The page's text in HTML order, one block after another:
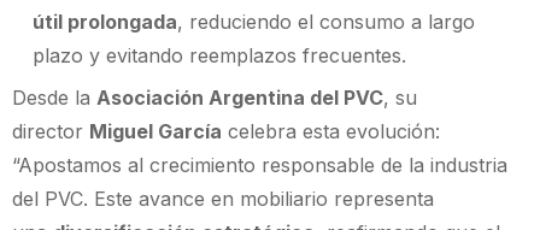
útil prolongada, reduciendo el consumo a largo
plazo y evitando reemplazos frecuentes.
Desde la Asociación Argentina del PVC, su
director Miguel García celebra esta evolución:
“Apostamos al crecimiento responsable de la industria
del PVC. Este avance en mobiliario representa